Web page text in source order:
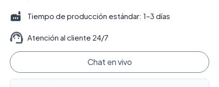
Tiempo de producción estándar: 1–3 días
Atención al cliente 24/7
Chat en vivo